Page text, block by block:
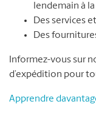
lendemain à
Des services
Des
Informez-vous sur
d’expédition pour
Apprendre